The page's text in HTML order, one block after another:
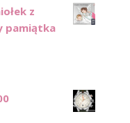
z
pamiątka